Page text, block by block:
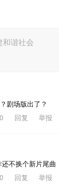
剧场版出了？
0 回复 举报
不换个新片尾曲
0 回复 举报